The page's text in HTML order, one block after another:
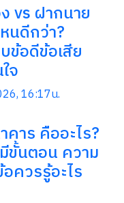
vs ฝากนาย
นดีกว่า?
ข้อดีข้อเสีย
จ
16:17น.
าร คืออะไร?
ขั้นตอน ความ
ควรรู้อะไร